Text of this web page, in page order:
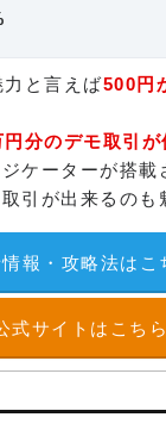
と言えば500円
分のデモ取引が
ケーターが搭載
引が出来るのも
報・攻略法はこ
式サイトはこちら